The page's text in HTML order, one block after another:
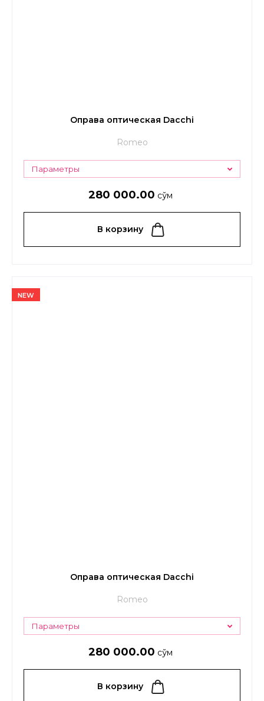
Оправа оптическая Dacchi
Romeo
Параметры
280 000.00 сўм
В корзину
NEW
Оправа оптическая Dacchi
Romeo
Параметры
280 000.00 сўм
В корзину